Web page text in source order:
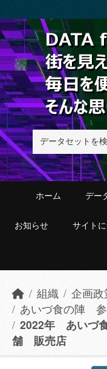
411件のデ
ホーム デー
お知らせ サイト
組織
企画
あいづ食の陣 参
2022年 あいづ
舗 販売店